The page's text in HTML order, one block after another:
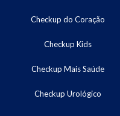
Checkup do Coração
Checkup Kids
Checkup Mais Saúde
Checkup Urológico